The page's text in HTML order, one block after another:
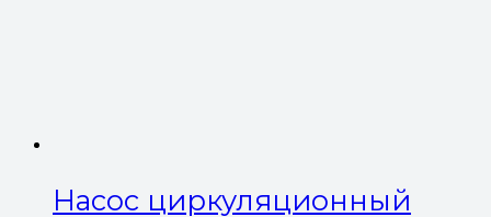
Насос циркуляционный